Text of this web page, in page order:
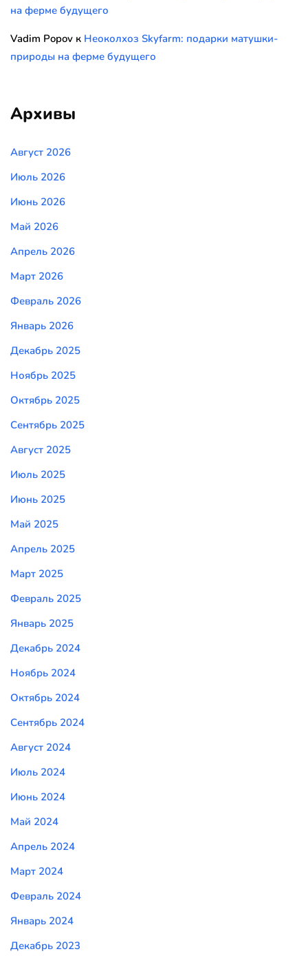
на ферме будущего
Vadim Popov к Неоколхоз Skyfarm: подарки матушки-
природы на ферме будущего
Архивы
Август 2026
Июль 2026
Июнь 2026
Май 2026
Апрель 2026
Март 2026
Февраль 2026
Январь 2026
Декабрь 2025
Ноябрь 2025
Октябрь 2025
Сентябрь 2025
Август 2025
Июль 2025
Июнь 2025
Май 2025
Апрель 2025
Март 2025
Февраль 2025
Январь 2025
Декабрь 2024
Ноябрь 2024
Октябрь 2024
Сентябрь 2024
Август 2024
Июль 2024
Июнь 2024
Май 2024
Апрель 2024
Март 2024
Февраль 2024
Январь 2024
Декабрь 2023